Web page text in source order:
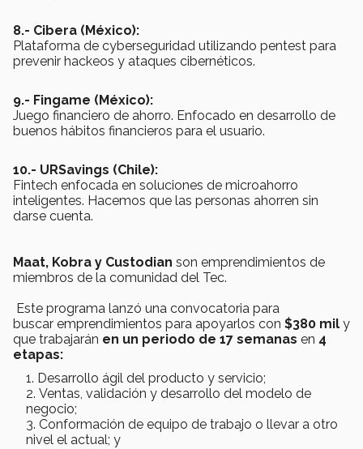
8.- Cibera (México):
Plataforma de cyberseguridad utilizando pentest para
prevenir hackeos y ataques cibernéticos.
9.- Fingame (México):
Juego financiero de ahorro. Enfocado en desarrollo de
buenos hábitos financieros para el usuario.
10.- URSavings (Chile):
Fintech enfocada en soluciones de microahorro
inteligentes. Hacemos que las personas ahorren sin
darse cuenta.
Maat, Kobra y Custodian son emprendimientos de
miembros de la comunidad del Tec.
Este programa lanzó una convocatoria para
buscar emprendimientos para apoyarlos con $380 mil y
que trabajarán en un periodo de 17 semanas en 4
etapas:
Desarrollo ágil del producto y servicio;
Ventas, validación y desarrollo del modelo de
negocio;
Conformación de equipo de trabajo o llevar a otro
nivel el actual; y